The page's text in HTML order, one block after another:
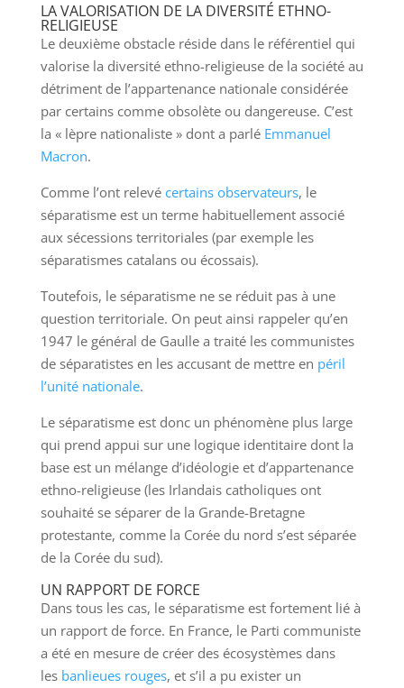
LA VALORISATION DE LA DIVERSITÉ ETHNO-
RELIGIEUSE
Le deuxième obstacle réside dans le référentiel qui
valorise la diversité ethno-religieuse de la société au
détriment de l’appartenance nationale considérée
par certains comme obsolète ou dangereuse. C’est
la « lèpre nationaliste » dont a parlé Emmanuel
Macron.
Comme l’ont relevé certains observateurs, le
séparatisme est un terme habituellement associé
aux sécessions territoriales (par exemple les
séparatismes catalans ou écossais).
Toutefois, le séparatisme ne se réduit pas à une
question territoriale. On peut ainsi rappeler qu’en
1947 le général de Gaulle a traité les communistes
de séparatistes en les accusant de mettre en péril
l’unité nationale.
Le séparatisme est donc un phénomène plus large
qui prend appui sur une logique identitaire dont la
base est un mélange d’idéologie et d’appartenance
ethno-religieuse (les Irlandais catholiques ont
souhaité se séparer de la Grande-Bretagne
protestante, comme la Corée du nord s’est séparée
de la Corée du sud).
UN RAPPORT DE FORCE
Dans tous les cas, le séparatisme est fortement lié à
un rapport de force. En France, le Parti communiste
a été en mesure de créer des écosystèmes dans
les banlieues rouges, et s’il a pu exister un